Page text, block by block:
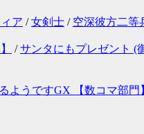
ア /女剣士 / 空深彼方二等
/サンタにもプレゼント
ようですGX 【数コマ部門